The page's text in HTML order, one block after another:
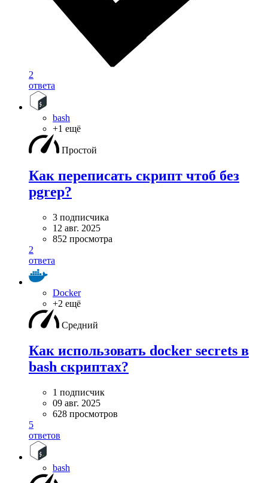
2
ответа
bash
+1 ещё
Простой
Как переписать скрипт чтоб без
pgrep?
3 подписчика
12 авг. 2025
852 просмотра
2
ответа
Docker
+2 ещё
Средний
Как использовать docker secrets в
bash скриптах?
1 подписчик
09 авг. 2025
628 просмотров
5
ответов
bash